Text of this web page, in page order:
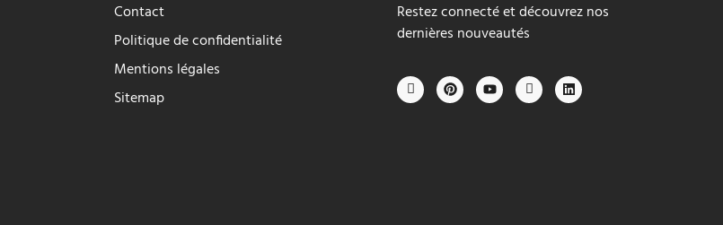
Contact
Politique de confidentialité
Mentions légales
Sitemap
Restez connecté et découvrez nos
dernières nouveautés